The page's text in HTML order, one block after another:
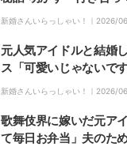
新婚さんいらっしゃい！｜ 2026/
元人気アイドルと結婚
ス「可愛いじゃないで
ートまでの道のり明かす
新婚さんいらっしゃい！｜ 2026/
歌舞伎界に嫁いだ元ア
て毎日お弁当」夫のた